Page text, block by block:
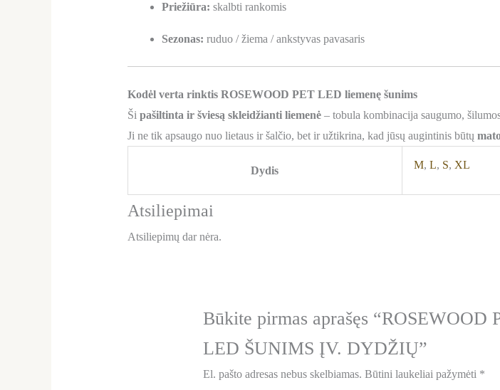
Priežiūra: skalbti rankomis
Sezonas: ruduo / žiema / ankstyvas pavasaris
Kodėl verta rinktis ROSEWOOD PET LED liemenę šunims
Ši pašiltinta ir šviesą skleidžianti liemenė– tobula kombinacija saugumo,
Ji ne tik apsaugo nuo lietaus ir šalčio, bet ir užtikrina, kad jūsų augintinis būtų
Dydis M, L, S, XL
Atsiliepimai
Atsiliepimų dar nėra.
Būkite pirmas aprašęs
LED ŠUNIMS ĮV. DYDŽIŲ”
El. pašto adresas nebus skelbiamas. Būtini laukeliai pažymėti *